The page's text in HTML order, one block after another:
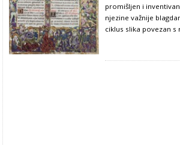
promišljen i
njezine važnije
ciklus slika povezan